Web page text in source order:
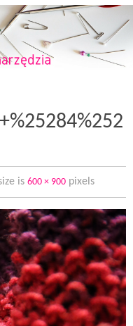
is 600 × 900pixels